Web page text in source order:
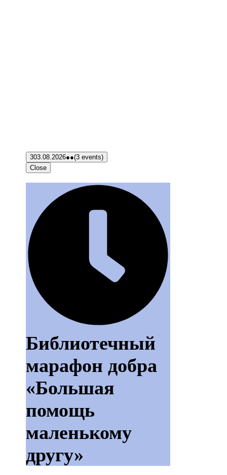
303.08.2026●●(3 events)
Close
Библиотечный
марафон добра
«Большая
помощь
маленькому
другу»